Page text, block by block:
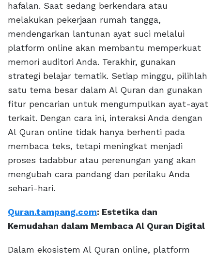
hafalan. Saat sedang berkendara atau
melakukan pekerjaan rumah tangga,
mendengarkan lantunan ayat suci melalui
platform online akan membantu memperkuat
memori auditori Anda. Terakhir, gunakan
strategi belajar tematik. Setiap minggu, pilihlah
satu tema besar dalam Al Quran dan gunakan
fitur pencarian untuk mengumpulkan ayat-ayat
terkait. Dengan cara ini, interaksi Anda dengan
Al Quran online tidak hanya berhenti pada
membaca teks, tetapi meningkat menjadi
proses tadabbur atau perenungan yang akan
mengubah cara pandang dan perilaku Anda
sehari-hari.
Quran.tampang.com: Estetika dan
Kemudahan dalam Membaca Al Quran Digital
Dalam ekosistem Al Quran online, platform